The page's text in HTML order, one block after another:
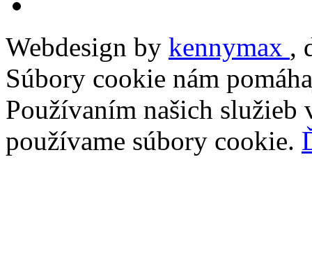
Webdesign by kennymax ,
Súbory cookie nám
Používaním našich služieb
používame súbory cookie.